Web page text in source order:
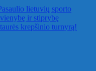
lietuvių sporto
ir stiprybę
krepšinio turnyrą!